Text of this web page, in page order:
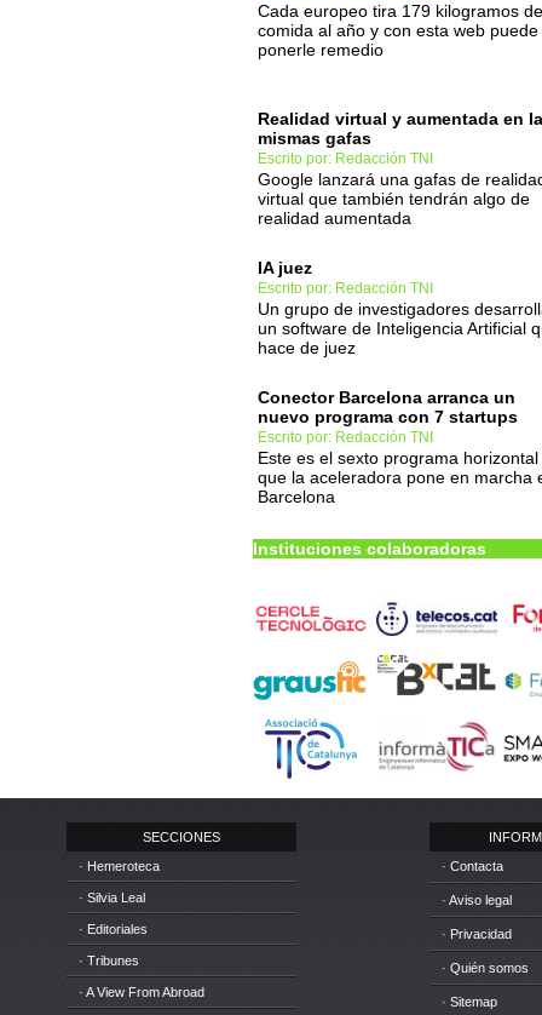
Cada europeo tira 179 kilogramos de
comida al año y con esta web puede
ponerle remedio
Realidad virtual y aumentada en
mismas gafas
Escrito por: Redacción TNI
Google lanzará una gafas de
virtual que también tendrán algo de
realidad aumentada
IA juez
Escrito por: Redacción TNI
Un grupo de investigadores
un software de Inteligencia Artificial
hace de juez
Conector Barcelona arranca un
nuevo programa con 7 startups
Escrito por: Redacción TNI
Este es el sexto programa horizontal
que la aceleradora pone en marcha
Barcelona
Instituciones colaboradoras
SECCIONES
· Hemeroteca
· Silvia Leal
· Editoriales
· Tribunes
· A View From Abroad
· Contacta
· Aviso legal
· Privacidad
· Quién somos
· Sitemap